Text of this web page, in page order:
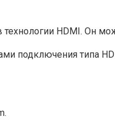
HDMI. Он
подключения типа